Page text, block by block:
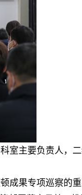
室主要负责人，
成果专项巡察的